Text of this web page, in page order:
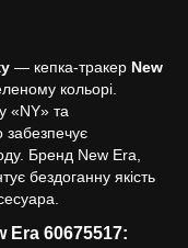
— кепка-тракер New
кольорі.
«NY» та
забезпечує
Бренд New Era,
бездоганну якість
Era 60675517: